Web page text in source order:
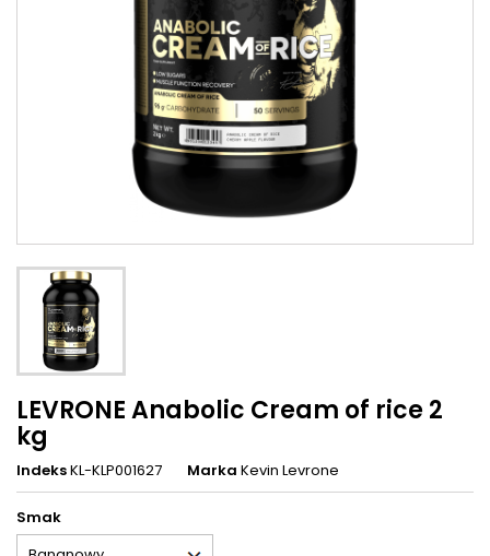
LEVRONE Anabolic Cream of rice 2
kg
IndeksKL-KLP001627 Marka Kevin Levrone
Smak